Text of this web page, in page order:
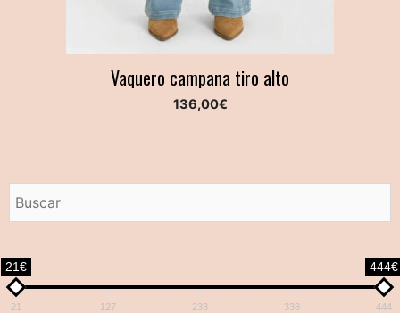
Vaquero campana tiro alto
136,00€
21€ 444€
21 127 233 338 444